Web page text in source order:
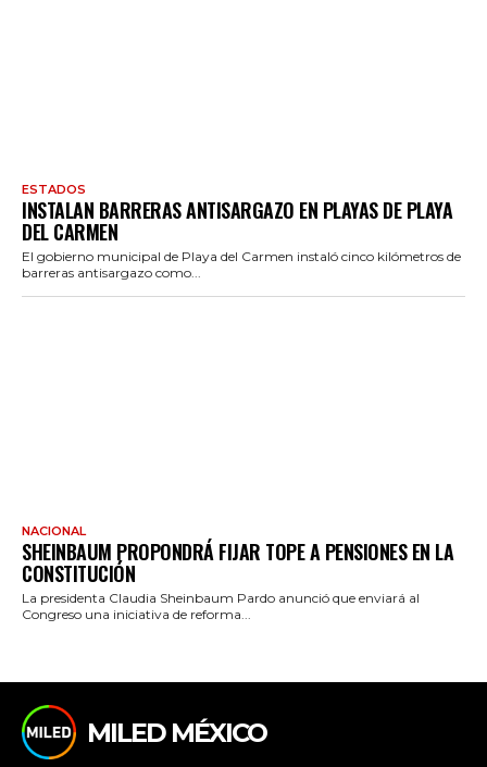
ESTADOS
INSTALAN BARRERAS ANTISARGAZO EN PLAYAS DE PLAYA
DEL CARMEN
El gobierno municipal de Playa del Carmen instaló cinco kilómetros de
barreras antisargazo como...
NACIONAL
SHEINBAUM PROPONDRÁ FIJAR TOPE A PENSIONES EN LA
CONSTITUCIÓN
La presidenta Claudia Sheinbaum Pardo anunció que enviará al
Congreso una iniciativa de reforma...
MILED MÉXICO